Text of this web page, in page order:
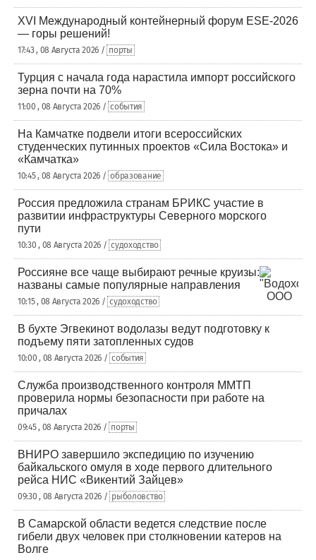
XVI Международный контейнерный форум ESE-2026
— горы решений!
17:43 , 08 Августа 2026 / порты
Турция с начала года нарастила импорт российского
зерна почти на 70%
11:00 , 08 Августа 2026 / события
На Камчатке подвели итоги всероссийских
студенческих путинных проектов «Сила Востока» и
«Камчатка»
10:45 , 08 Августа 2026 / образование
Россия предложила странам БРИКС участие в
развитии инфраструктуры Северного морского
пути
10:30 , 08 Августа 2026 / судоходство
Россияне все чаще выбирают речные круизы:
названы самые популярные направления
10:15 , 08 Августа 2026 / судоходство
В бухте Эгвекинот водолазы ведут подготовку к
подъему пяти затопленных судов
10:00 , 08 Августа 2026 / события
Служба производственного контроля ММТП
проверила нормы безопасности при работе на
причалах
09:45 , 08 Августа 2026 / порты
ВНИРО завершило экспедицию по изучению
байкальского омуля в ходе первого длительного
рейса НИС «Викентий Зайцев»
09:30 , 08 Августа 2026 / рыболовство
В Самарской области ведется следствие после
гибели двух человек при столкновении катеров на
Волге